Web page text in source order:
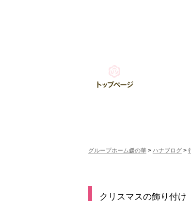
グループホーム媛の華> ハナブログ>
クリスマスの飾り付け